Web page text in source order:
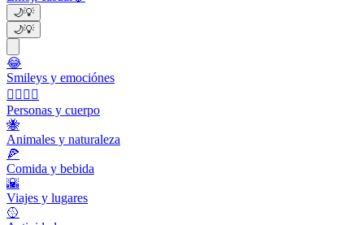
🌙💡
🌙💡
😂
Smileys y emociónes
👩‍❤️‍💋‍👨
Personas y cuerpo
🐝
Animales y naturaleza
🍕
Comida y bebida
🌇
Viajes y lugares
🥎